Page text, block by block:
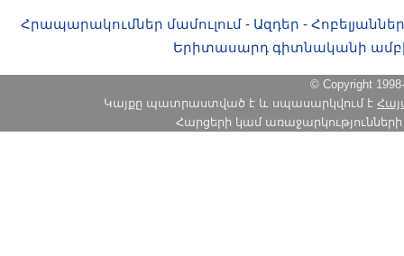
Հրապարակումներ մամուլում- Ազդեր - Հոբելյաններ
Երիտասարդ գիտնականի
© Copyright
Կայքը պատրաստված է և սպասարկվում է
Հարցերի կամ առաջարկությունների